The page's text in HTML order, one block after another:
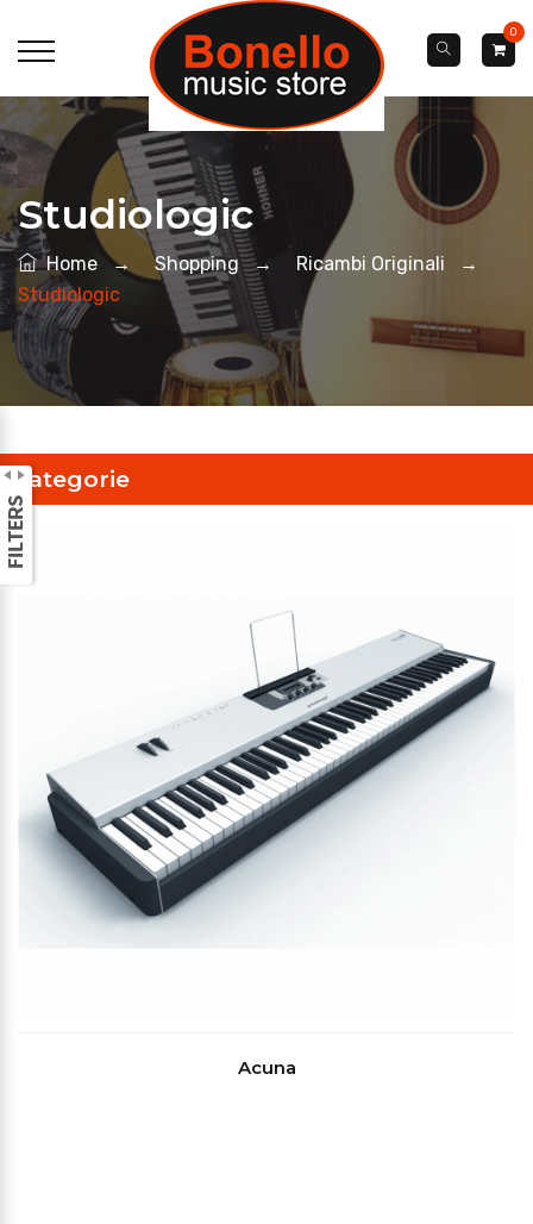
0
Studiologic
Home → Shopping → Ricambi Originali
→
Studiologic
Categorie
Acuna